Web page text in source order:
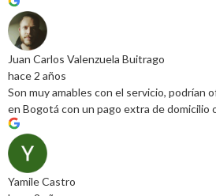
Juan Carlos Valenzuela Buitrago
hace 2 años
Son muy amables con el servicio, podrían
en Bogotá con un pago extra de domicilio
Yamile Castro